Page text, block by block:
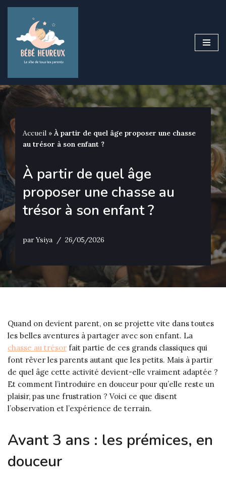
contenu
Accueil » À partir de quel âge proposer une chasse
au trésor à son enfant ?
À partir de quel âge
proposer une chasse au
trésor à son enfant ?
parYsiya 26/05/2026
Quand on devient parent, on se projette vite dans toutes
les belles aventures à partager avec son enfant. La
chasse au trésor fait partie de ces grands classiques qui
font rêver les parents autant que les petits. Mais à partir
de quel âge cette activité devient-elle vraiment adaptée ?
Et comment l’introduire en douceur pour qu’elle reste un
plaisir, pas une frustration ? Voici ce que disent
l’observation et l’expérience de terrain.
Avant 3 ans : les prémices, en
douceur